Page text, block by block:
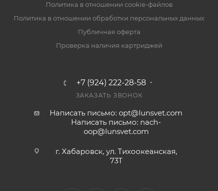
Политика в отношении cookie-файлов
Политика в отношении обработки персональных данных
Публичная оферта
Проверка наличия картриджей
+7 (924) 222-28-58
ЗАКАЗАТЬ ЗВОНОК
Написать письмо: opt@lunsvet.com
Написать письмо: nach-
oop@lunsvet.com
г. Хабаровск, ул. Тихоокеанская,
73Т